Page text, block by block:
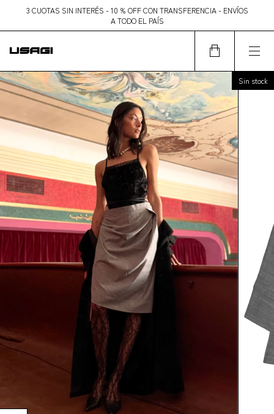
3 CUOTAS SIN INTERÉS - 10 % OFF CON TRANSFERENCIA - ENVÍOS
A TODO EL PAÍS
Sin stock